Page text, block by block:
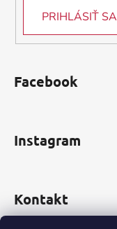
PRIHLÁSIŤ SA
Facebook
Instagram
Kontakt